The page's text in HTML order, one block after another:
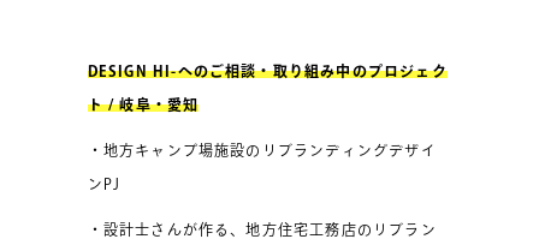
DESIGN HI-へのご相談・取り組み中のプロジェク
ト / 岐阜・愛知
・地方キャンプ場施設のリブランディングデザイ
ンPJ
・設計士さんが作る、地方住宅工務店のリブラン